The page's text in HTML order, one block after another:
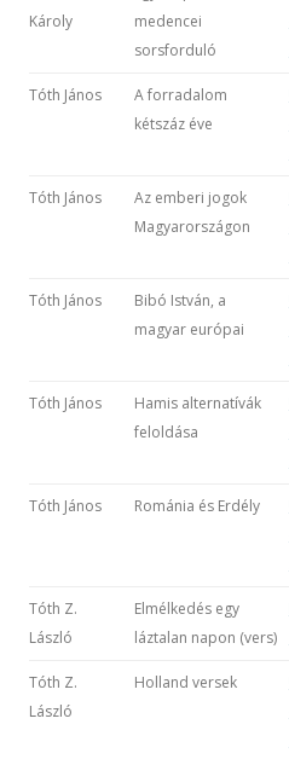
Károly
medencei
sorsforduló
Tóth János
A forradalom
kétszáz éve
Tóth János
Az emberi jogok
Magyarországon
Tóth János
Bibó István, a
magyar európai
Tóth János
Hamis alternatívák
feloldása
Tóth János Románia és Erdély
Tóth Z.
László
Elmélkedés egy
láztalan napon (vers)
Tóth Z.
László
Holland versek